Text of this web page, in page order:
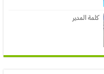
كلمة المدير